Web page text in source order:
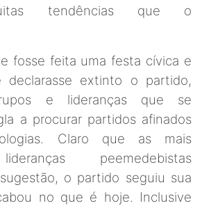
tendências que o
fosse feita uma festa cívica e
declarasse extinto o partido,
e lideranças que se
a procurar partidos afinados
Claro que as mais
peemedebistas
o partido seguiu sua
no que é hoje. Inclusive